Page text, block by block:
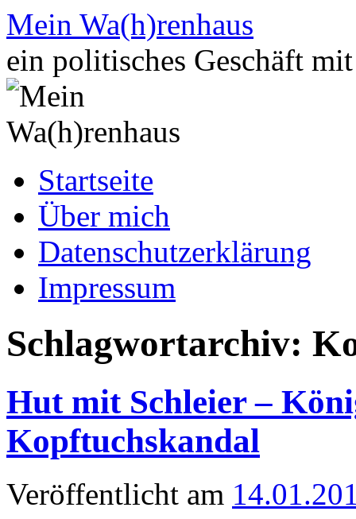
Zum
Inhalt
springen
Mein Wa(h)renhaus
ein politisches Geschäft
Startseite
Über mich
Datenschutzerklärung
Impressum
Schlagwortarchiv:
Hut mit Schleier –
Kopftuchskandal
Veröffentlicht am